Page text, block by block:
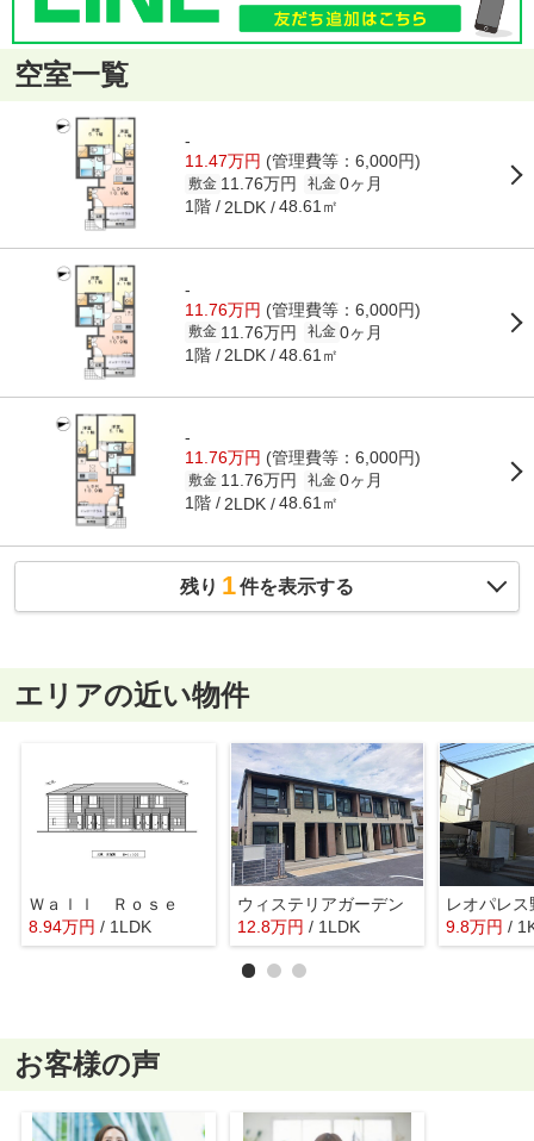
空室一覧
-
11.47万円 (管理費等：6,000円)
敷金 11.76万円 礼金 0ヶ月
1階 2LDK 48.61㎡
-
11.76万円 (管理費等：6,000円)
敷金 11.76万円 礼金 0ヶ月
1階 2LDK 48.61㎡
-
11.76万円 (管理費等：6,000円)
敷金 11.76万円 礼金 0ヶ月
1階 2LDK 48.61㎡
残り 1件を表示する
エリアの近い物件
Ｗａｌｌ Ｒｏｓｅ
8.94万円 / 1LDK
ウィステリアガーデン
12.8万円 / 1LDK
レオパレス
9.8万円 /
お客様の声